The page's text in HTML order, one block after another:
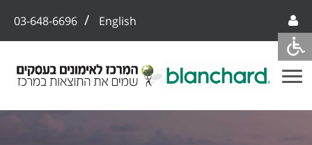
03-648-6696 / English